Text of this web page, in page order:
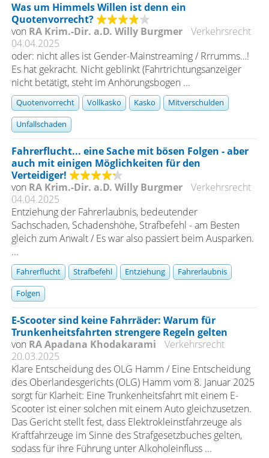
Was um Himmels Willen ist denn ein
Quotenvorrecht?
von RA Krim.-Dir. a.D. Willy Burgmer
Verkehrsrecht
04.04.2025
oder: nicht alles ist Gender-Mainstreaming / Rrrumms…!
Es hat gekracht. Nicht geblinkt (Fahrtrichtungsanzeiger
nicht betätigt, steht im Anhörungsbogen ...
Quotenvorrecht Vollkasko Kasko Mitverschulden
Unfallschaden
Fahrerflucht... eine Sache mit bösen Folgen - aber
auch mit einigen Möglichkeiten für den
Verteidiger!
von RA Krim.-Dir. a.D. Willy Burgmer
Verkehrsrecht
04.04.2025
Entziehung der Fahrerlaubnis, bedeutender
Sachschaden, Schadenshöhe, Strafbefehl - am Besten
gleich zum Anwalt / Es war also passiert beim Ausparken.
...
Fahrerflucht Strafbefehl Entziehung Fahrerlaubnis
Folgen
E-Scooter sind keine Fahrräder: Warum für
Trunkenheitsfahrten strengere Regeln gelten
von RA Apadana Khodakarami
Verkehrsrecht
20.03.2025
Klare Entscheidung des OLG Hamm / Eine Entscheidung
des Oberlandesgerichts (OLG) Hamm vom 8. Januar 2025
sorgt für Klarheit: Eine Trunkenheitsfahrt mit einem E-
Scooter ist einer solchen mit einem Auto gleichzusetzen.
Das Gericht stellt fest, dass Elektrokleinstfahrzeuge als
Kraftfahrzeuge im Sinne des Strafgesetzbuches gelten,
sodass für ihre Führung unter Alkoholeinfluss ...